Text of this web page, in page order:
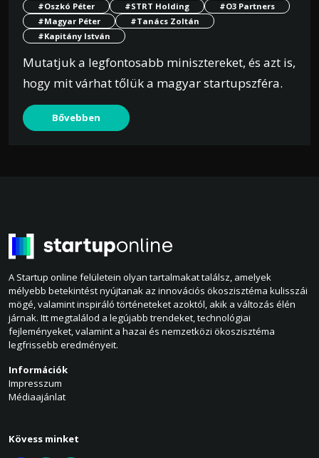
#Oszkó Péter
#STRT Holding
#O3 Partners
#Magyar Péter
#Tanács Zoltán
#Kapitány István
Mutatjuk a legfontosabb minisztereket, és azt is,
hogy mit várhat tőlük a magyar startupszféra.
Bővebben
A Startup online felületein olyan tartalmakat találsz, amelyek
mélyebb betekintést nyújtanak az innovációs ökoszisztéma kulisszái
mögé, valamint inspiráló történeteket azoktól, akik a változás élén
járnak. Itt megtalálod a legújabb trendeket, technológiai
fejleményeket, valamint a hazai és nemzetközi ökoszisztéma
legfrissebb eredményeit.
Információk
Impresszum
Médiaajánlat
Kövess minket